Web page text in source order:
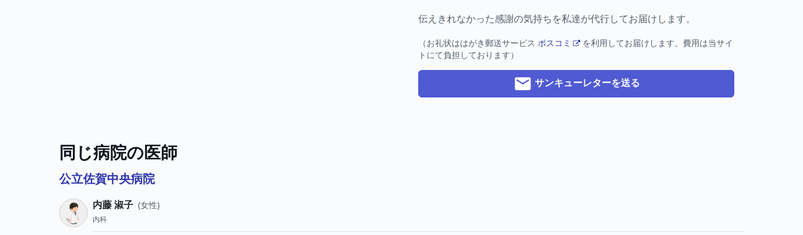
伝えきれなかった感謝の気持ちを私達が代行してお届けします。
（お礼状ははがき郵送サービス ポスコミ
を利用してお届けします。費用は当サイ
トにて負担しております）
サンキューレターを送る
同じ病院の医師
公立佐賀中央病院
内藤 淑子 女性
内科